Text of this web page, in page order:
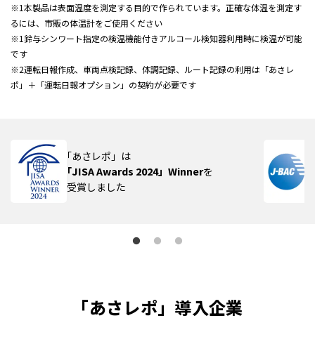
※1本製品は表面温度を測定する目的で作られています。正確な体温を測定す
るには、市販の体温計をご使用ください
※1鈴与シンワート指定の検温機能付きアルコール検知器利用時に検温が可能
です
※2運転日報作成、車両点検記録、体調記録、ルート記録の利用は「あさレ
ポ」＋「運転日報オプション」の契約が必要です
｢あさレポ」は
｢JISA Awards 2024」Winnerを
受賞しました
「あさレポ」導入企業